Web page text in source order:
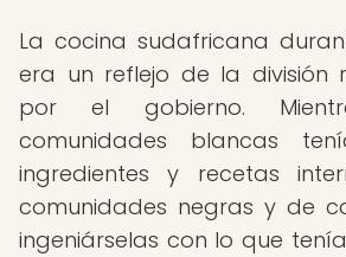
La cocina sudafricana
era un reflejo de la división
por el gobierno.
comunidades blancas
ingredientes y recetas
comunidades negras y de
ingeniárselas con lo que